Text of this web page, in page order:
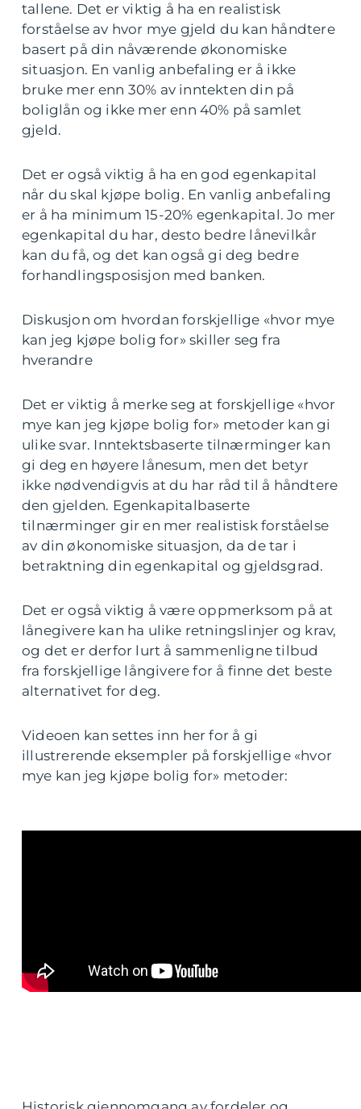
tallene. Det er viktig å ha en realistisk
forståelse av hvor mye gjeld du kan håndtere
basert på din nåværende økonomiske
situasjon. En vanlig anbefaling er å ikke
bruke mer enn 30% av inntekten din på
boliglån og ikke mer enn 40% på samlet
gjeld.
Det er også viktig å ha en god egenkapital
når du skal kjøpe bolig. En vanlig anbefaling
er å ha minimum 15-20% egenkapital. Jo mer
egenkapital du har, desto bedre lånevilkår
kan du få, og det kan også gi deg bedre
forhandlingsposisjon med banken.
Diskusjon om hvordan forskjellige «hvor mye
kan jeg kjøpe bolig for» skiller seg fra
hverandre
Det er viktig å merke seg at forskjellige «hvor
mye kan jeg kjøpe bolig for» metoder kan gi
ulike svar. Inntektsbaserte tilnærminger kan
gi deg en høyere lånesum, men det betyr
ikke nødvendigvis at du har råd til å håndtere
den gjelden. Egenkapitalbaserte
tilnærminger gir en mer realistisk forståelse
av din økonomiske situasjon, da de tar i
betraktning din egenkapital og gjeldsgrad.
Det er også viktig å være oppmerksom på at
lånegivere kan ha ulike retningslinjer og krav,
og det er derfor lurt å sammenligne tilbud
fra forskjellige långivere for å finne det beste
alternativet for deg.
Videoen kan settes inn her for å gi
illustrerende eksempler på forskjellige «hvor
mye kan jeg kjøpe bolig for» metoder: